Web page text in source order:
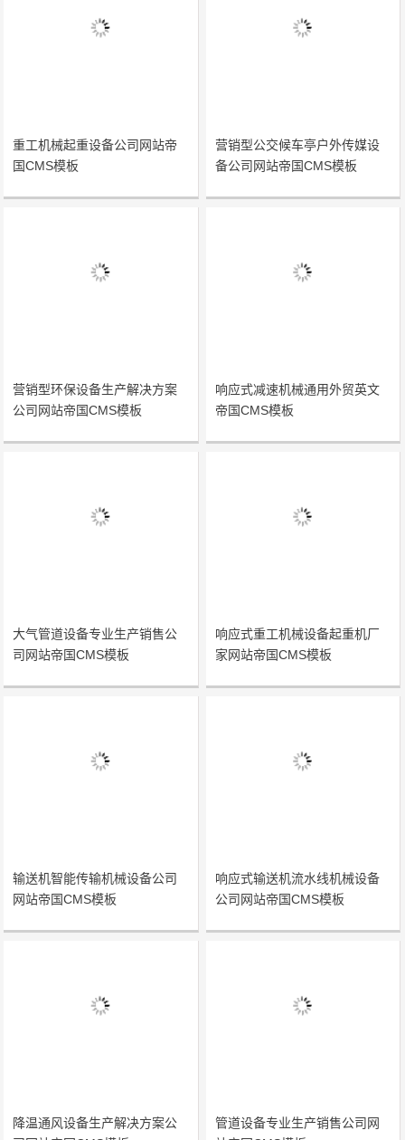
重工机械起重设备公司网站帝
国CMS模板
营销型公交候车亭户外传媒设
备公司网站帝国CMS模板
营销型环保设备生产解决方案
公司网站帝国CMS模板
响应式减速机械通用外贸英文
帝国CMS模板
大气管道设备专业生产销售公
司网站帝国CMS模板
响应式重工机械设备起重机厂
家网站帝国CMS模板
输送机智能传输机械设备公司
网站帝国CMS模板
响应式输送机流水线机械设备
公司网站帝国CMS模板
降温通风设备生产解决方案公
管道设备专业生产销售公司网